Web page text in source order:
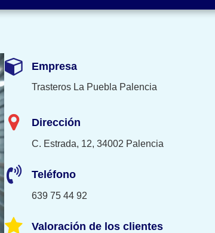
Empresa
Trasteros La Puebla Palencia
Dirección
C. Estrada, 12, 34002 Palencia
Teléfono
639 75 44 92
Valoración de los clientes